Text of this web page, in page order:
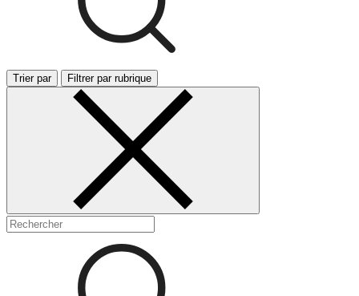
Trier par Filtrer par rubrique